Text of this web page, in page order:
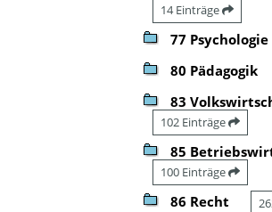
14 Einträge
77 Psychologie
80 Pädagogik
83
102 Einträge
85
100 Einträge
86 Recht